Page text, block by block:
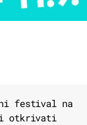
festival na
otkrivati